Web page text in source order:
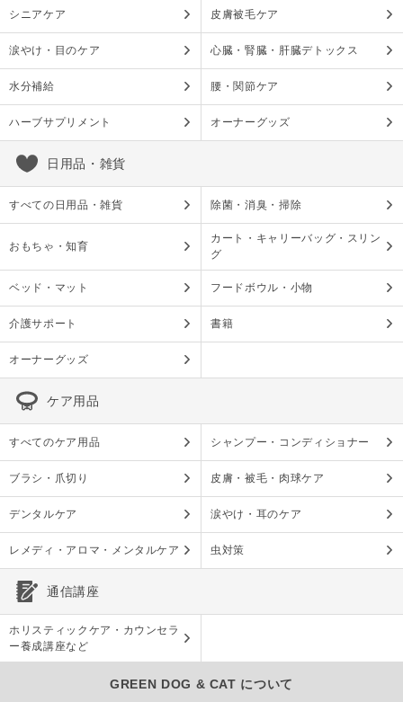
シニアケア 皮膚被毛ケア
涙やけ・目のケア 心臓・腎臓・肝臓デトックス
水分補給 腰・関節ケア
ハーブサプリメント オーナーグッズ
日用品・雑貨
すべての日用品・雑貨 除菌・消臭・掃除
おもちゃ・知育
カート・キャリーバッグ・スリン
グ
ベッド・マット フードボウル・小物
介護サポート 書籍
オーナーグッズ
ケア用品
すべてのケア用品 シャンプー・コンディショナー
ブラシ・爪切り 皮膚・被毛・肉球ケア
デンタルケア 涙やけ・耳のケア
レメディ・アロマ・メンタルケア 虫対策
通信講座
ホリスティックケア・カウンセラ
ー養成講座など
GREEN DOG & CAT について